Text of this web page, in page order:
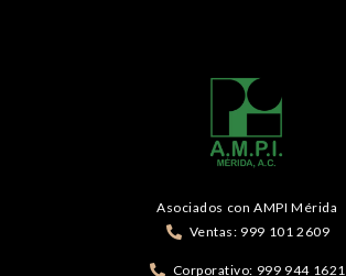
Asociados con AMPI Mérida
Ventas: 999 101 2609
Corporativo: 999 944 1621